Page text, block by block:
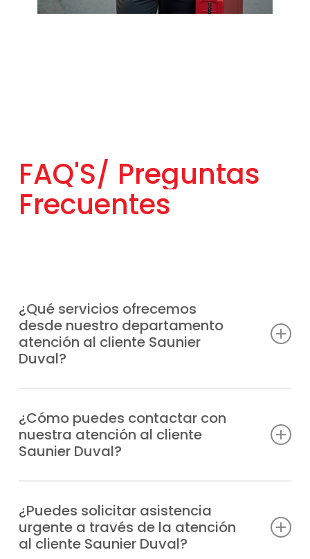
FAQ'S/ Preguntas
Frecuentes
¿Qué servicios ofrecemos
desde nuestro departamento
atención al cliente Saunier
Duval?
solicitudes de reparación, información
sobre garantías y todo lo relacionado con
tus equipos Saunier Duval.
¿Cómo puedes contactar con
nuestra atención al cliente
Saunier Duval?
teléfono o escribirnos un WhatsApp;
siempre tendrás respuesta profesional.
¿Puedes solicitar asistencia
urgente a través de la atención
al cliente Saunier Duval?